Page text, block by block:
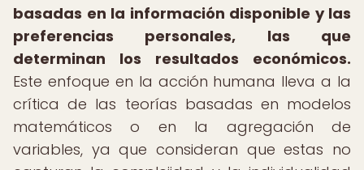
basadas en la información disponible y las
preferencias personales, las que
determinan los resultados económicos.
Este enfoque en la acción humana lleva a la
crítica de las teorías basadas en modelos
matemáticos o en la agregación de
variables, ya que consideran que estas no